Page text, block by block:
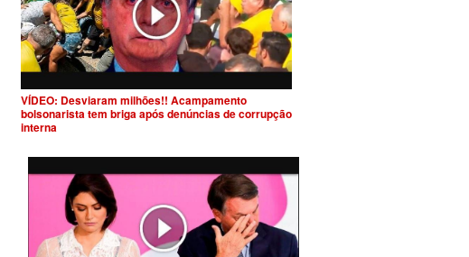
VÍDEO: Desviaram milhões!! Acampamento
bolsonarista tem briga após denúncias de corrupção
interna